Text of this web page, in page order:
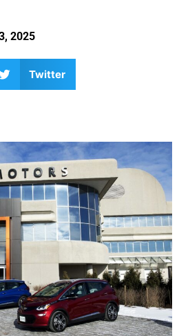
2025
Twitter